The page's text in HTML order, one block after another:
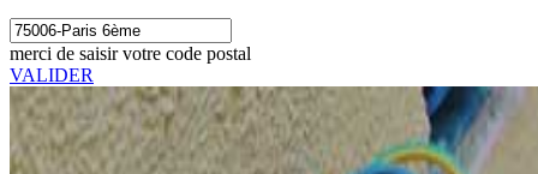
merci de saisir votre code postal
VALIDER